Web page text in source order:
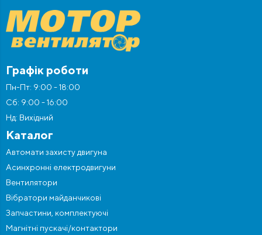
Графік роботи
Пн-Пт: 9:00 - 18:00
Сб: 9:00 - 16:00
Нд: Вихідний
Каталог
Автомати захисту двигуна
Асинхронні електродвигуни
Вентилятори
Вібратори майданчикові
Запчастини, комплектуючі
Магнітні пускачі/контактори